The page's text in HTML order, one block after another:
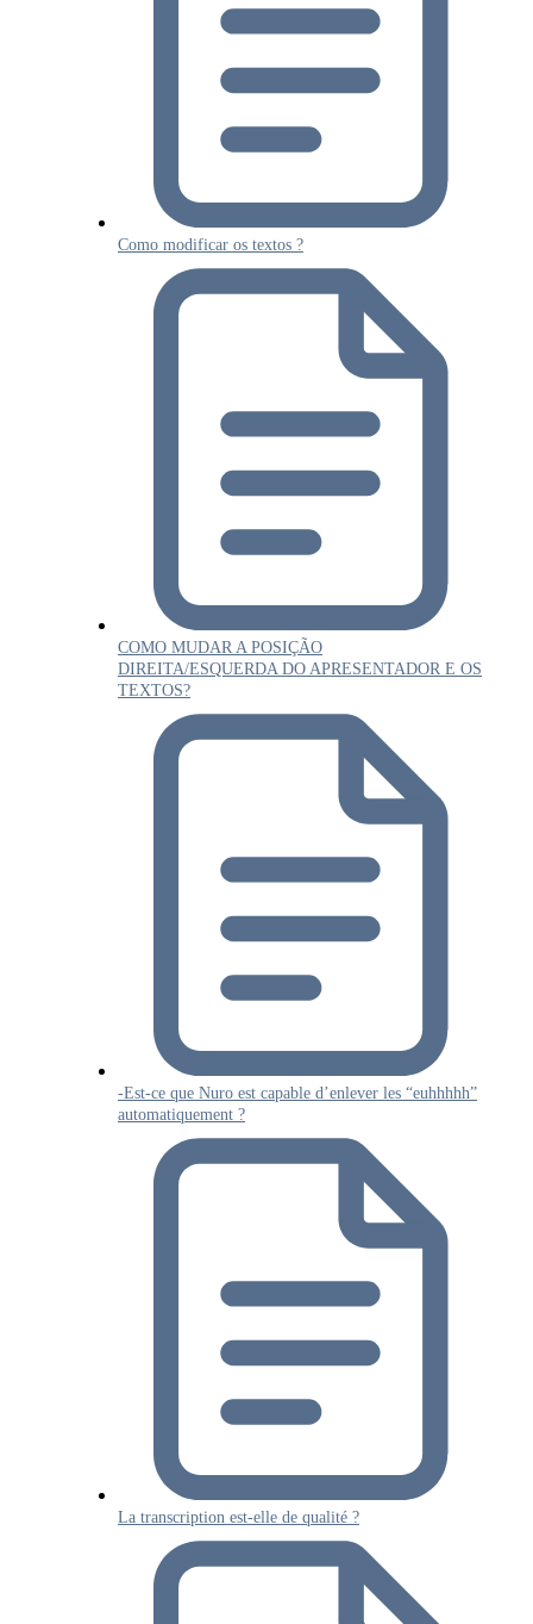
Como modificar os textos ?
COMO MUDAR A POSIÇÃO
DIREITA/ESQUERDA DO APRESENTADOR E OS
TEXTOS?
-Est-ce que Nuro est capable d’enlever les “euhhhhh”
automatiquement ?
La transcription est-elle de qualité ?